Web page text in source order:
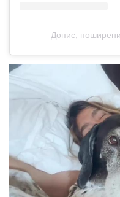
Допис,